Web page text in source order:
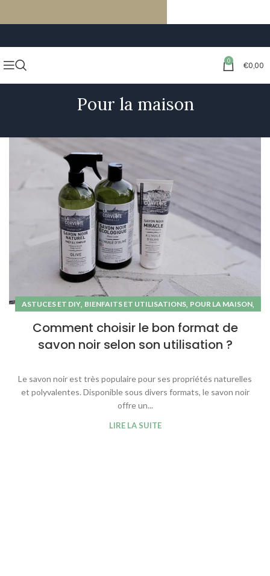
0 €0,00
Pour la maison
ASTUCES ET DIY, BIENFAITS ET UTILISATIONS, POUR LA MAISON,
Comment choisir le bon format de
savon noir selon son utilisation ?
Le savon noir est très populaire pour ses propriétés naturelles
et polyvalentes. Disponible sous divers formats, le savon noir
offre un...
LIRE LA SUITE